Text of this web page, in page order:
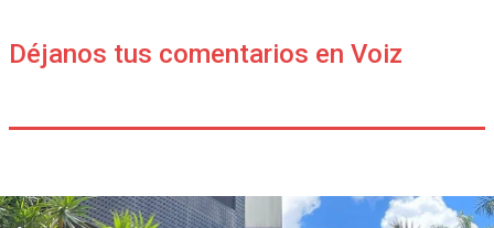
Déjanos tus comentarios en Voiz